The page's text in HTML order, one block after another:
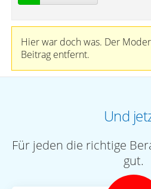
Hier war doch was. Der
Beitrag entfernt.
Und
Für jeden die richtige
gut.